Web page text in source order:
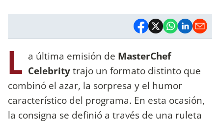
L a última emisión de MasterChef
Celebritytrajo un formato distinto que
combinó el azar, la sorpresa y el humor
característico del programa. En esta ocasión,
la consigna se definió a través de una ruleta